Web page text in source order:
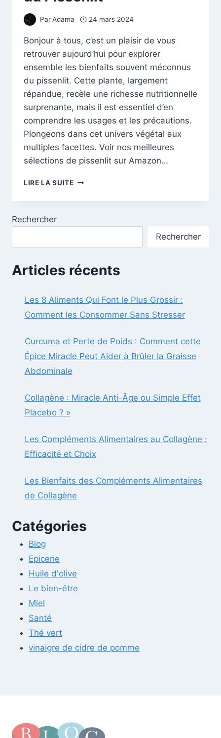
ParAdama 24 mars 2024
Bonjour à tous, c’est un plaisir de vous
retrouver aujourd’hui pour explorer
ensemble les bienfaits souvent méconnus
du pissenlit. Cette plante, largement
répandue, recèle une richesse nutritionnelle
surprenante, mais il est essentiel d’en
comprendre les usages et les précautions.
Plongeons dans cet univers végétal aux
multiples facettes. Voir nos meilleures
sélections de pissenlit sur Amazon…
LIRE LA SUITELE
DÉCOUVREZ
PISSENLIT
Rechercher
Rechercher
Articles récents
Les 8 Aliments Qui Font le Plus Grossir :
Comment les Consommer Sans Stresser
Curcuma et Perte de Poids : Comment cette
Épice Miracle Peut Aider à Brûler la Graisse
Abdominale
Collagène : Miracle Anti-Âge ou Simple Effet
Placebo ? »
Les Compléments Alimentaires au Collagène :
Efficacité et Choix
Les Bienfaits des Compléments Alimentaires
de Collagène
Catégories
Blog
Epicerie
Huile d'olive
Le bien-être
Miel
Santé
Thé vert
vinaigre de cidre de pomme